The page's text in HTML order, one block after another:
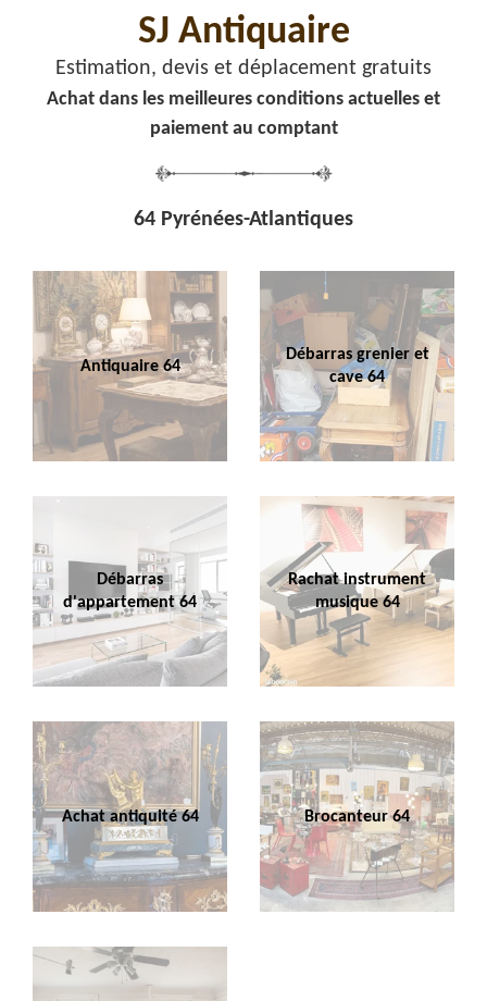
SJ Antiquaire
Estimation, devis et déplacement gratuits
Achat dans les meilleures conditions actuelles et
paiement au comptant
64 Pyrénées-Atlantiques
Antiquaire 64
Débarras grenier et
cave 64
Débarras
d'appartement 64
Rachat instrument
musique 64
Achat antiquité 64 Brocanteur 64